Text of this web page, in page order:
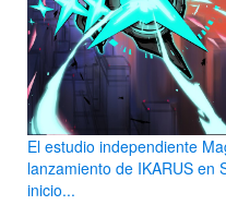
El estudio independiente
lanzamiento de IKARUS en
inicio...